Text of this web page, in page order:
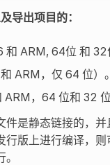
导出项目的：
和 ARM, 64位 和 32
ARM，仅 64 位）。
，64 位和 32 位
件是静态链接的，
行版上进行编译，